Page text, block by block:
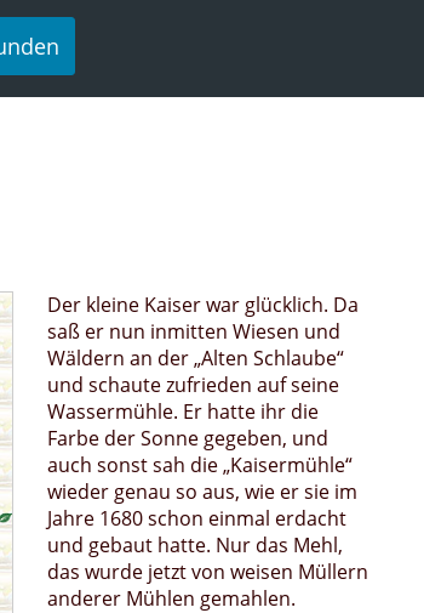
Der kleine Kaiser war glücklich. Da
saß er nun inmitten Wiesen und
Wäldern an der „Alten Schlaube“
und schaute zufrieden auf seine
Wassermühle. Er hatte ihr die
Farbe der Sonne gegeben, und
auch sonst sah die „Kaisermühle“
wieder genau so aus, wie er sie im
Jahre 1680 schon einmal erdacht
und gebaut hatte. Nur das Mehl,
das wurde jetzt von weisen Müllern
anderer Mühlen gemahlen.